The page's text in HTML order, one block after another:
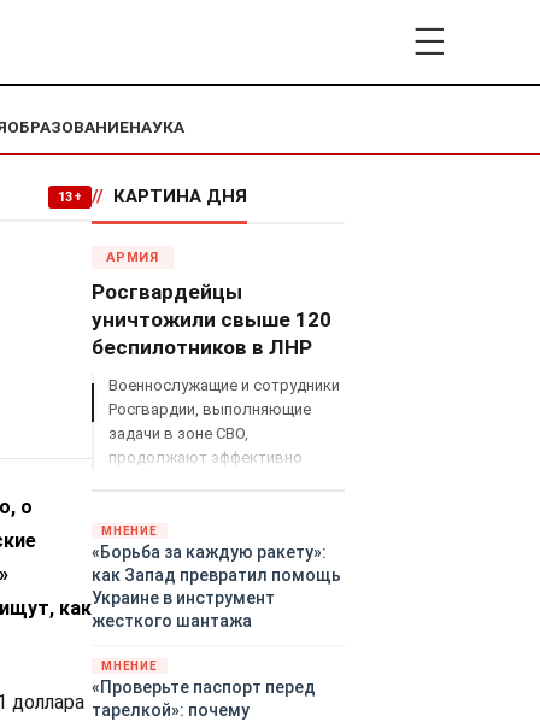
☰
ОБРАЗОВАНИЕНАУКА
13+
о
как
доллара
// КАРТИНА ДНЯ
АРМИЯ
Росгвардейцы
уничтожили свыше 120
беспилотников в ЛНР
Военнослужащие и сотрудники
Росгвардии, выполняющие
задачи в зоне СВО,
продолжают эффективно
МНЕНИЕ
«Борьба за каждую ракету»:
как Запад превратил помощь
Украине в инструмент
жесткого шантажа
МНЕНИЕ
«Проверьте паспорт перед
тарелкой»: почему